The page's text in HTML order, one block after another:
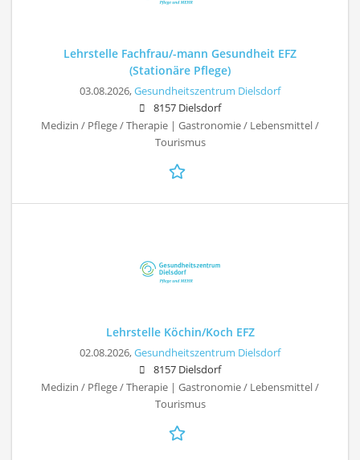
Lehrstelle Fachfrau/-mann Gesundheit EFZ
(Stationäre Pflege)
03.08.2026,Gesundheitszentrum Dielsdorf
8157 Dielsdorf
Medizin / Pflege / Therapie | Gastronomie / Lebensmittel /
Tourismus
Lehrstelle Köchin/Koch EFZ
02.08.2026,Gesundheitszentrum Dielsdorf
8157 Dielsdorf
Medizin / Pflege / Therapie | Gastronomie / Lebensmittel /
Tourismus